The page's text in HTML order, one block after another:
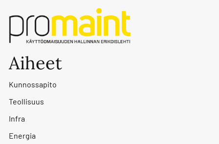
Aiheet
Kunnossapito
Teollisuus
Infra
Energia